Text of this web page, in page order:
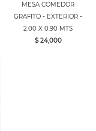
MESA COMEDOR
GRAFITO - EXTERIOR -
2.00 X 0.90 MTS
$ 24,000